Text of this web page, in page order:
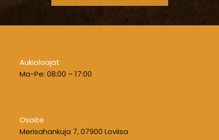
Aukioloajat
Ma-Pe: 08:00 – 17:00
Osoite
Merisahankuja 7, 07900 Loviisa